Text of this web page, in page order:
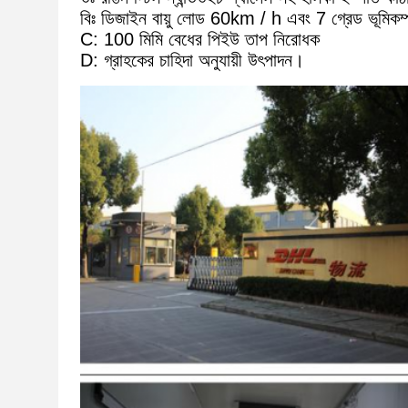
বিঃ ডিজাইন বায়ু লোড 60km / h এবং 7 গ্রেড
C: 100 মিমি বেধের পিইউ তাপ নিরোধক
D: গ্রাহকের চাহিদা অনুযায়ী উৎপাদন।